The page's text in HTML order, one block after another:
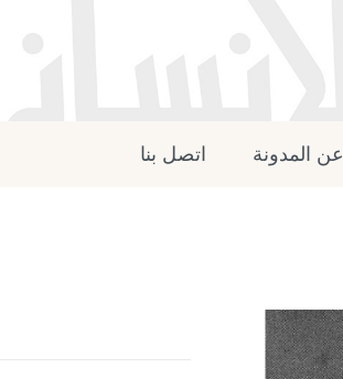
عن المدونة اتصل بنا